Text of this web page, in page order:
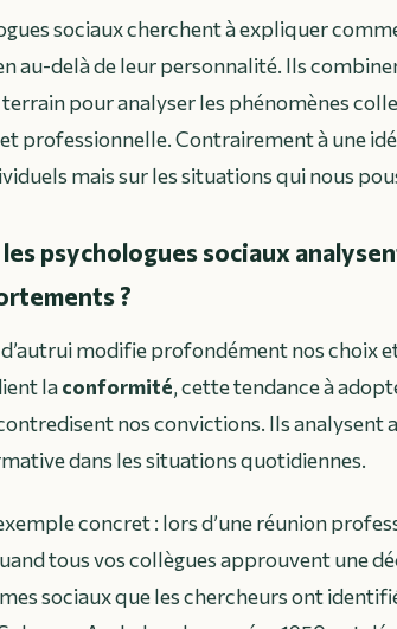
sociaux cherchent à expliquer
au-delà de leur personnalité. Ils
pour analyser les phénomènes
professionnelle. Contrairement à une
mais sur les situations qui nous
psychologues sociaux
?
modifie profondément nos choix
laconformité, cette tendance à
nos convictions. Ils analysent
dans les situations quotidiennes.
concret : lors d’une réunion
tous vos collègues approuvent une
sociaux que les chercheurs ont